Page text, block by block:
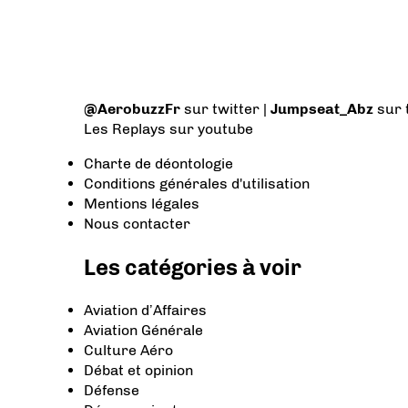
@AerobuzzFr sur twitter | Jumpseat_Abz sur
Les Replays sur youtube
Charte de déontologie
Conditions générales d'utilisation
Mentions légales
Nous contacter
Les catégories à voir
Aviation d’Affaires
Aviation Générale
Culture Aéro
Débat et opinion
Défense